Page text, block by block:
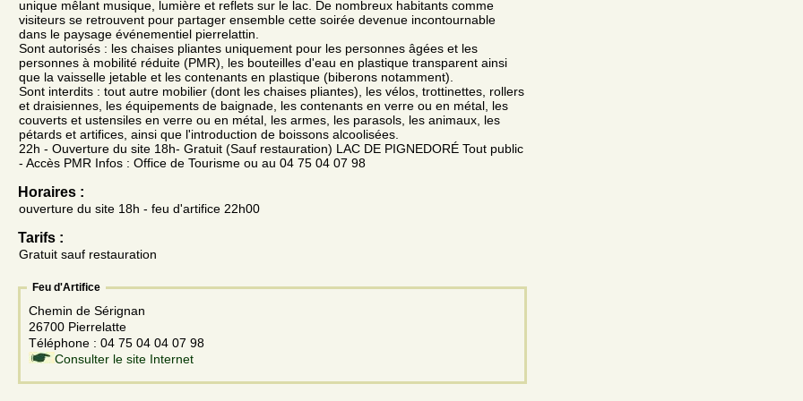
unique mêlant musique, lumière et reflets sur le lac. De nombreux habitants comme
visiteurs se retrouvent pour partager ensemble cette soirée devenue incontournable
dans le paysage événementiel pierrelattin.
Sont autorisés : les chaises pliantes uniquement pour les personnes âgées et les
personnes à mobilité réduite (PMR), les bouteilles d'eau en plastique transparent ainsi
que la vaisselle jetable et les contenants en plastique (biberons notamment).
Sont interdits : tout autre mobilier (dont les chaises pliantes), les vélos, trottinettes, rollers
et draisiennes, les équipements de baignade, les contenants en verre ou en métal, les
couverts et ustensiles en verre ou en métal, les armes, les parasols, les animaux, les
pétards et artifices, ainsi que l'introduction de boissons alcoolisées.
22h - Ouverture du site 18h- Gratuit (Sauf restauration) LAC DE PIGNEDORÉ Tout public
- Accès PMR Infos : Office de Tourisme ou au 04 75 04 07 98
Horaires :
ouverture du site 18h - feu d'artifice 22h00
Tarifs :
Gratuit sauf restauration
Feu d'Artifice
Chemin de Sérignan
26700 Pierrelatte
Téléphone : 04 75 04 04 07 98
Consulter le site Internet